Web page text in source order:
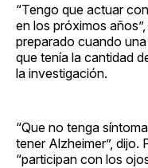
“Tengo que actuar
en los próximos
preparado cuando
que tenía la cantidad
la investigación.
“Que no tenga
tener Alzheimer”, dijo.
“participan con los